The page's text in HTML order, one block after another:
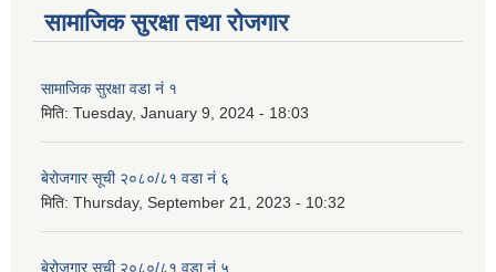
सामाजिक सुरक्षा तथा रोजगार
सामाजिक सुरक्षा वडा नं १
मिति: Tuesday, January 9, 2024 - 18:03
बेरोजगार सूची २०८०/८१ वडा नं ६
मिति: Thursday, September 21, 2023 - 10:32
बेरोजगार सूची २०८०/८१ वडा नं ५